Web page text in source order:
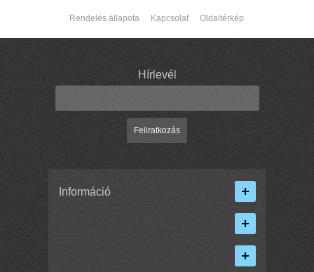
Rendelés állapota Kapcsolat Oldaltérkép
Hírlevél
Feliratkozás
Információ